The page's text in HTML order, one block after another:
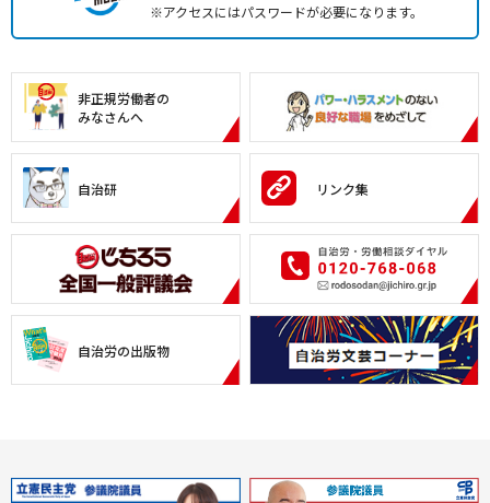
※アクセスにはパスワードが必要になります。
非正規労働者の
みなさんへ
自治研 リンク集
自治労の出版物